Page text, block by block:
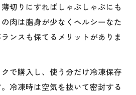
切りにすればしゃぶしゃぶにも
肉は脂身が少なくヘルシーなた
ンスも保てるメリットがありま
で購入し、使う分だけ冷凍保存
冷凍時は空気を抜いて密封する